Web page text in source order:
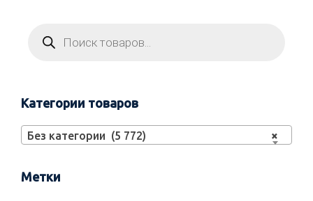
Категории товаров
×
Без категории (5 772)
Метки